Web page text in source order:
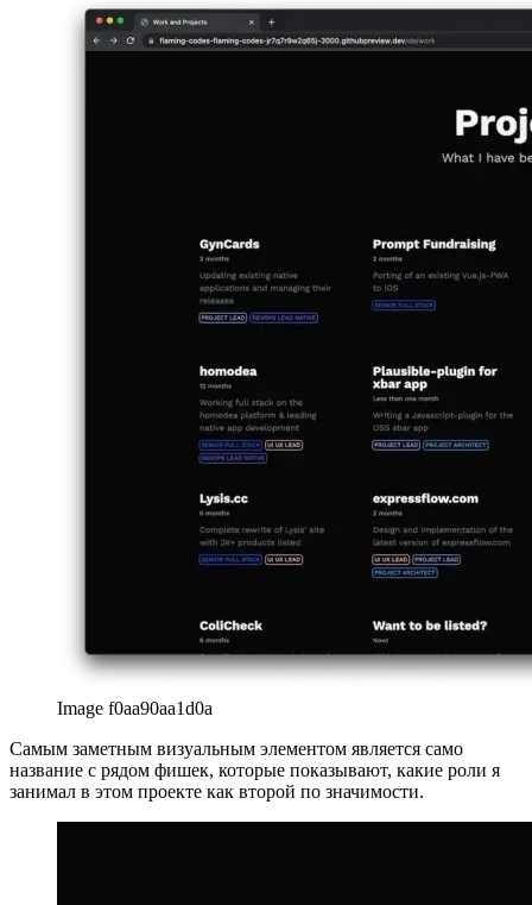
информацию о моей реальной работе. Каждый элемент
показывает предварительный просмотр проекта, над которым
я работал как лично, так и профессионально.
Image f0aa90aa1d0a